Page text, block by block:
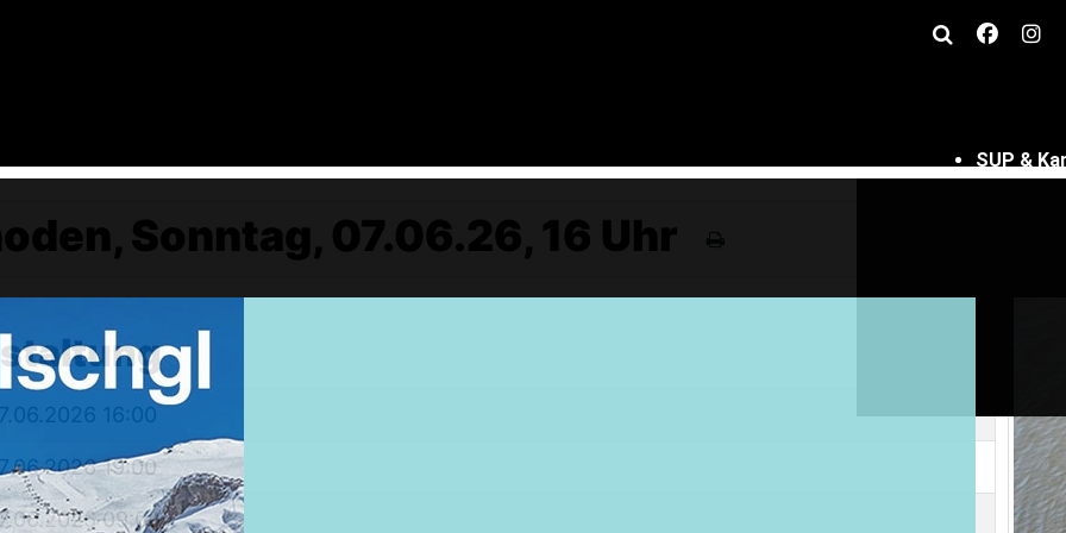
Weekendtrips
Ischgl: Closing 4 Tagestour
Ski & Snowboardservice
Infos Service
Service buchen
SUP &
Sonntag, 07.06.26, 16 Uhr
16:00
19:00
09:00